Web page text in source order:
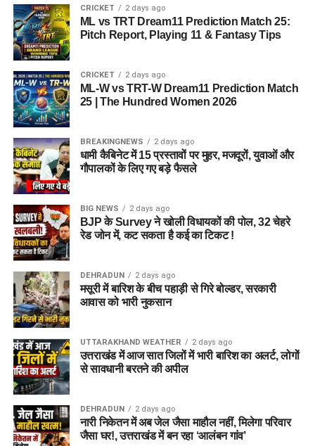
जमीन की तलाश की जा रही है। अधिकारियों को उम्मीद है कि हरिद्वार में
इसके लिए उपयुक्त जमीन मिल सकती है।
इसके अलावा उत्तरकाशी जिले के चिन्यालीसौड़ में भी एक जमीन को लेकर
संभावनाएं देखी जा रही हैं। विभाग यह जांच कर रहा है कि वहां की जमीन
और परिस्थितियां आलंबन गांव के निर्माण के लिए उपयुक्त हैं या नहीं।
महिलाओं और बच्चों को मिलेगा नया जीवन
आलंबन गांव की यह योजना सिर्फ एक नया भवन या परिसर तैयार करने की
कवायद नहीं है, बल्कि नारी निकेतन में रहने वाली महिलाओं और बच्चों के
प्रति सोच में बदलाव की कोशिश भी है।
अगर यह योजना धरातल पर उतरती है तो संस्थागत जीवन की जगह उन्हें
परिवार जैसा माहौल, बेहतर स्वतंत्रता और सामाजिक वातावरण मिल
सकेगा। इससे बच्चों और महिलाओं के मानसिक और सामाजिक विकास में
भी मदद मिलने की उम्मीद है।
CRICKET 2 days ago
ML vs TRT Dream11 Prediction Match 25:
Pitch Report, Playing 11 & Fantasy Tips
CRICKET 2 days ago
ML-W vs TRT-W Dream11 Prediction Match
25 | The Hundred Women 2026
BREAKINGNEWS 2 days ago
धामी कैबिनेट में 15 प्रस्तावों पर मुहर, मजदूरों, युवाओं और
गौपालकों के लिए गए बड़े फैसले
BIG NEWS 2 days ago
BJP के Survey ने खोली विधायकों की पोल, 32 चेहरे
रेड जोन में, कट सकता है कई का टिकट !
DEHRADUN 2 days ago
मसूरी में बारिश के बीच पहाड़ी से गिरे बोल्डर, सरकारी
आवास को भारी नुकसान
UTTARAKHAND WEATHER 2 days ago
उत्तराखंड में आज सात जिलों में भारी बारिश का अलर्ट, लोगों
से सावधानी बरतने की अपील
DEHRADUN 2 days ago
नारी निकेतन में अब जेल जैसा माहौल नहीं, मिलेगा परिवार
जैसा घर!, उत्तराखंड में बन रहा ‘आलंबन गांव’